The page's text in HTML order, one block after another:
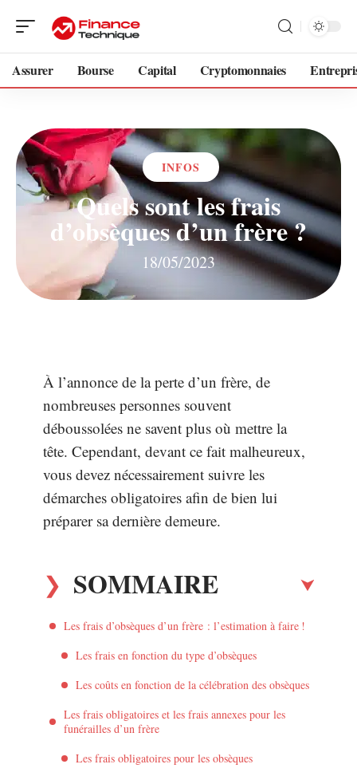
Assurer Bourse Capital Cryptomonnaies
INFOS
Quels sont les frais
d’obsèques d’un frère ?
18/05/2023
À l’annonce de la perte d’un frère, de
nombreuses personnes souvent
déboussolées ne savent plus où mettre la
tête. Cependant, devant ce fait malheureux,
vous devez nécessairement suivre les
démarches obligatoires afin de bien lui
préparer sa dernière demeure.
SOMMAIRE
Les frais d’obsèques d’un frère : l’estimation à faire !
Les frais en fonction du type d’obsèques
Les coûts en fonction de la célébration des obsèques
Les frais obligatoires et les frais annexes pour les
funérailles d’un frère
Les frais obligatoires pour les obsèques